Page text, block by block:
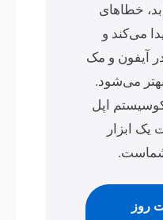
خطاهای
می‌کند و
آیفون و مک
می‌شود.
اپل
یک ابزار
روز